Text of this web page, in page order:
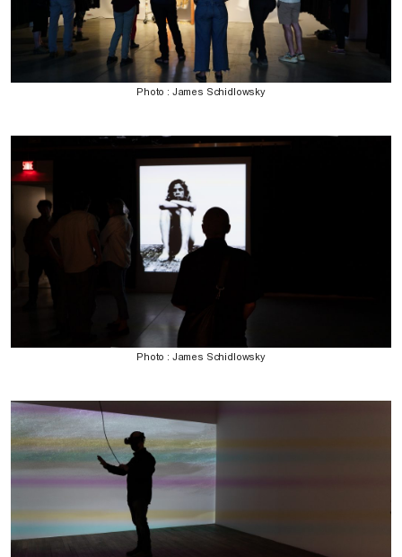
Photo : James Schidlowsky
Photo : James Schidlowsky